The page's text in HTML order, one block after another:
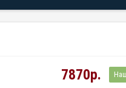
7870р.